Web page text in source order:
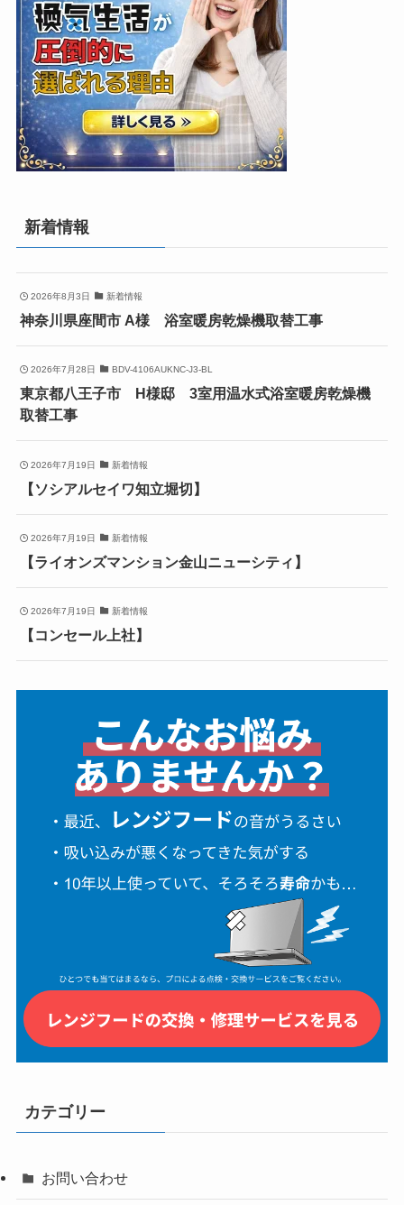
新着情報
2026年8月3日 新着情報
神奈川県座間市 A様 浴室暖房乾燥機取替工事
2026年7月28日 BDV-4106AUKNC-J3-BL
東京都八王子市 H様邸 3室用温水式浴室暖房乾燥機
取替工事
2026年7月19日 新着情報
【ソシアルセイワ知立堀切】
2026年7月19日 新着情報
【ライオンズマンション金山ニューシティ】
2026年7月19日 新着情報
【コンセール上社】
カテゴリー
お問い合わせ